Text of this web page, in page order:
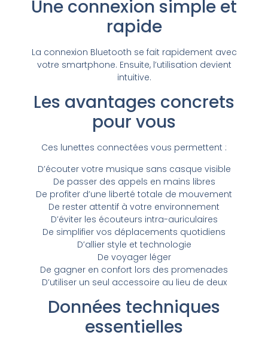
Une connexion simple et
rapide
La connexion Bluetooth se fait rapidement avec
votre smartphone. Ensuite, l’utilisation devient
intuitive.
Les avantages concrets
pour vous
Ces lunettes connectées vous permettent :
D’écouter votre musique sans casque visible
De passer des appels en mains libres
De profiter d’une liberté totale de mouvement
De rester attentif à votre environnement
D’éviter les écouteurs intra-auriculaires
De simplifier vos déplacements quotidiens
D’allier style et technologie
De voyager léger
De gagner en confort lors des promenades
D’utiliser un seul accessoire au lieu de deux
Données techniques
essentielles